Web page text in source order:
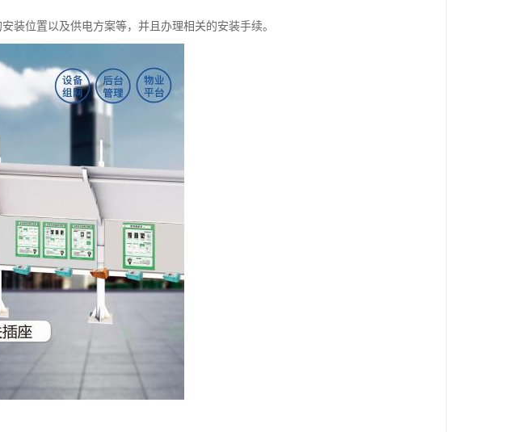
装位置以及供电方案等，并且办理相关的安装手续。